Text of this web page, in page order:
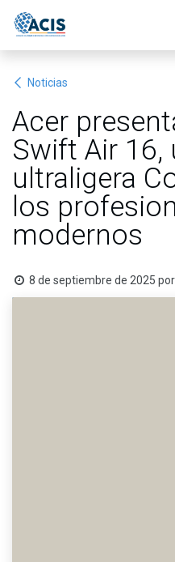
Noticias
Acer
Swift Air 16,
ultraligera
los
modernos
8 de septiembre de 2025 por